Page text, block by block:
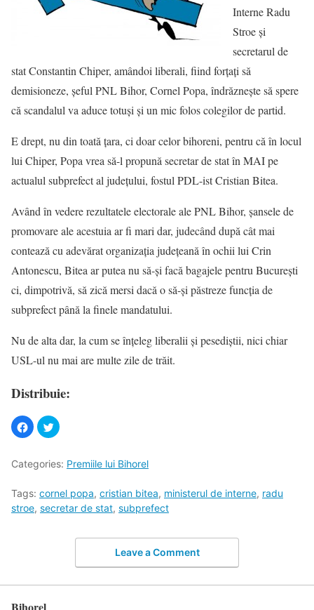
Interne Radu
Stroe şi
secretarul de
stat Constantin Chiper, amândoi liberali, fiind forţaţi să
demisioneze, şeful PNL Bihor, Cornel Popa, îndrăzneşte să spere
că scandalul va aduce totuşi şi un mic folos colegilor de partid.
E drept, nu din toată ţara, ci doar celor bihoreni, pentru că în locul
lui Chiper, Popa vrea să-l propună secretar de stat în MAI pe
actualul subprefect al judeţului, fostul PDL-ist Cristian Bitea.
Având în vedere rezultatele electorale ale PNL Bihor, şansele de
promovare ale acestuia ar fi mari dar, judecând după cât mai
contează cu adevărat organizaţia judeţeană în ochii lui Crin
Antonescu, Bitea ar putea nu să-şi facă bagajele pentru Bucureşti
ci, dimpotrivă, să zică mersi dacă o să-şi păstreze funcţia de
subprefect până la finele mandatului.
Nu de alta dar, la cum se înţeleg liberalii şi pesediştii, nici chiar
USL-ul nu mai are multe zile de trăit.
Distribuie:
Categories: Premiile lui Bihorel
Tags: cornel popa, cristian bitea, ministerul de interne, radu
stroe, secretar de stat, subprefect
Leave a Comment